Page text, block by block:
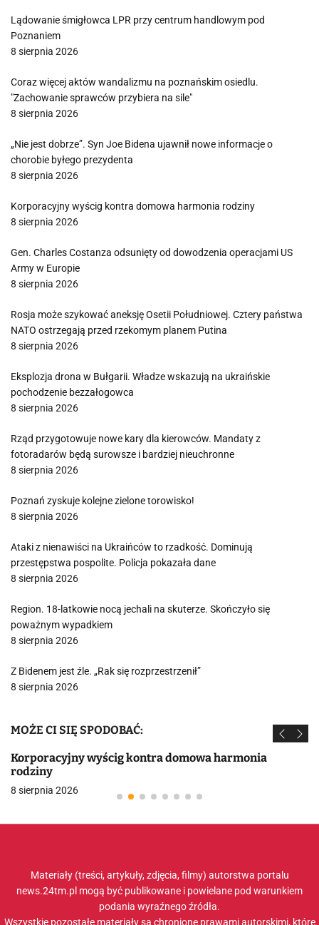
Lądowanie śmigłowca LPR przy centrum handlowym pod
Poznaniem
8 sierpnia 2026
Coraz więcej aktów wandalizmu na poznańskim osiedlu.
"Zachowanie sprawców przybiera na sile"
8 sierpnia 2026
„Nie jest dobrze”. Syn Joe Bidena ujawnił nowe informacje o
chorobie byłego prezydenta
8 sierpnia 2026
Korporacyjny wyścig kontra domowa harmonia rodziny
8 sierpnia 2026
Gen. Charles Costanza odsunięty od dowodzenia operacjami US
Army w Europie
8 sierpnia 2026
Rosja może szykować aneksję Osetii Południowej. Cztery państwa
NATO ostrzegają przed rzekomym planem Putina
8 sierpnia 2026
Eksplozja drona w Bułgarii. Władze wskazują na ukraińskie
pochodzenie bezzałogowca
8 sierpnia 2026
Rząd przygotowuje nowe kary dla kierowców. Mandaty z
fotoradarów będą surowsze i bardziej nieuchronne
8 sierpnia 2026
Poznań zyskuje kolejne zielone torowisko!
8 sierpnia 2026
Ataki z nienawiści na Ukraińców to rzadkość. Dominują
przestępstwa pospolite. Policja pokazała dane
8 sierpnia 2026
Region. 18-latkowie nocą jechali na skuterze. Skończyło się
poważnym wypadkiem
8 sierpnia 2026
Z Bidenem jest źle. „Rak się rozprzestrzenił”
8 sierpnia 2026
MOŻE CI SIĘ SPODOBAĆ:
Korporacyjny wyścig kontra domowa harmonia
rodziny
8 sierpnia 2026
Materiały (treści, artykuły, zdjęcia, filmy) autorstwa portalu
news.24tm.pl mogą być publikowane i powielane pod warunkiem
podania wyraźnego źródła.
Wszystkie pozostałe materiały są chronione prawami autorskimi, które